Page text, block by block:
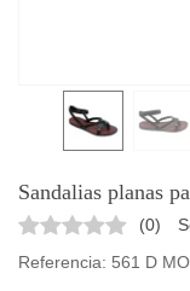
Sandalias planas
(0)
Referencia: 561 D